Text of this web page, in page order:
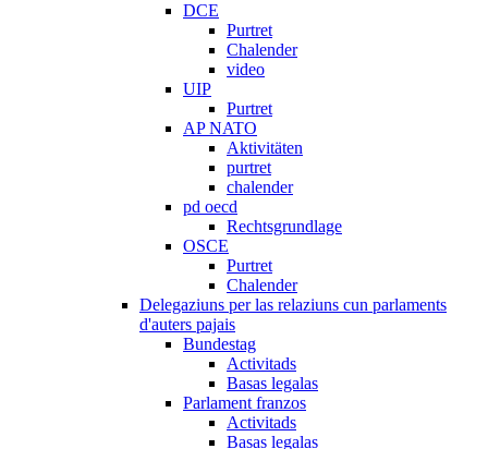
DCE
Purtret
Chalender
video
UIP
Purtret
AP NATO
Aktivitäten
purtret
chalender
pd oecd
Rechtsgrundlage
OSCE
Purtret
Chalender
Delegaziuns per las relaziuns cun parlaments
d'auters pajais
Bundestag
Activitads
Basas legalas
Parlament franzos
Activitads
Basas legalas